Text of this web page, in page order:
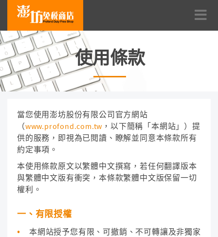
使用條款
當您使用澎坊股份有限公司官方網站
（www.profond.com.tw ，以下簡稱「本網站」）提
供的服務，即視為已閱讀、瞭解並同意本條款所有
約定事項。
本使用條款原文以繁體中文撰寫，若任何翻譯版本
與繁體中文版有衝突，本條款繁體中文版保留一切
權利。
一、有限授權
本網站授予您有限、可撤銷、不可轉讓及非獨家